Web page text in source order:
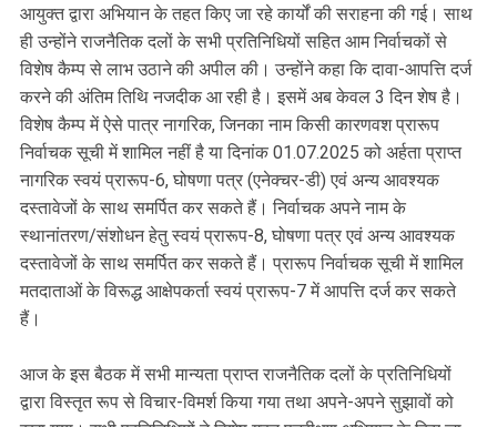
आयुक्त द्वारा अभियान के तहत किए जा रहे कार्यों की सराहना की गई। साथ
ही उन्होंने राजनैतिक दलों के सभी प्रतिनिधियों सहित आम निर्वाचकों से
विशेष कैम्प से लाभ उठाने की अपील की। उन्होंने कहा कि दावा-आपत्ति दर्ज
करने की अंतिम तिथि नजदीक आ रही है। इसमें अब केवल 3 दिन शेष है।
विशेष कैम्प में ऐसे पात्र नागरिक, जिनका नाम किसी कारणवश प्रारूप
निर्वाचक सूची में शामिल नहीं है या दिनांक 01.07.2025 को अर्हता प्राप्त
नागरिक स्वयं प्रारूप-6, घोषणा पत्र (एनेक्चर-डी) एवं अन्य आवश्यक
दस्तावेजों के साथ समर्पित कर सकते हैं। निर्वाचक अपने नाम के
स्थानांतरण/संशोधन हेतु स्वयं प्रारूप-8, घोषणा पत्र एवं अन्य आवश्यक
दस्तावेजों के साथ समर्पित कर सकते हैं। प्रारूप निर्वाचक सूची में शामिल
मतदाताओं के विरूद्ध आक्षेपकर्ता स्वयं प्रारूप-7 में आपत्ति दर्ज कर सकते
हैं।
आज के इस बैठक में सभी मान्यता प्राप्त राजनैतिक दलों के प्रतिनिधियों
द्वारा विस्तृत रूप से विचार-विमर्श किया गया तथा अपने-अपने सुझावों को